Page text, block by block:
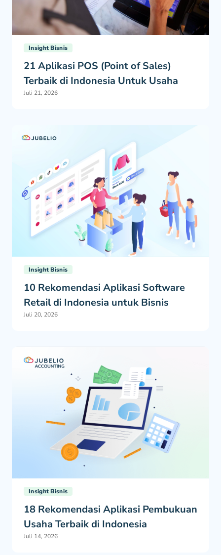
Insight Bisnis
21 Aplikasi POS (Point of Sales)
Terbaik di Indonesia Untuk Usaha
Juli 21, 2026
Insight Bisnis
10 Rekomendasi Aplikasi Software
Retail di Indonesia untuk Bisnis
Juli 20, 2026
Insight Bisnis
18 Rekomendasi Aplikasi Pembukuan
Usaha Terbaik di Indonesia
Juli 14, 2026